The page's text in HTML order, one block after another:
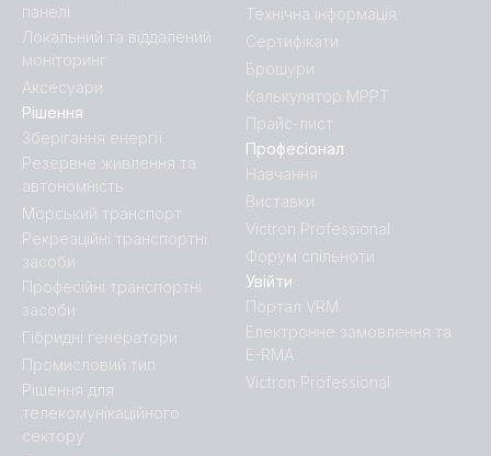
панелі
Локальний та віддалений
моніторинг
Аксесуари
Рішення
Зберігання енергії
Резервне живлення та
автономність
Морський транспорт
Рекреаційні транспортні
засоби
Професійні транспортні
засоби
Гібридні генератори
Промисловий тип
Рішення для
телекомунікаційного
сектору
Технічна інформація
Сертифікати
Брошури
Калькулятор MPPT
Прайс-лист
Професіонал
Навчання
Виставки
Victron Professional
Форум спільноти
Увійти
Портал VRM
Електронне замовлення та
E-RMA
Victron Professional